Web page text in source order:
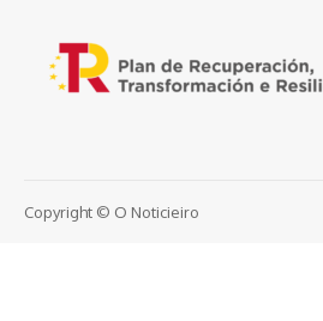
Copyright © O Noticieiro